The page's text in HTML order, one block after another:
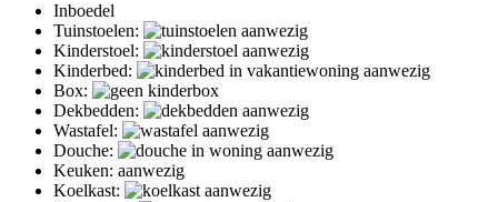
Inboedel
Tuinstoelen:
Kinderstoel:
Kinderbed:
Box:
Dekbedden:
Wastafel:
Douche:
Keuken: aanwezig
Koelkast: